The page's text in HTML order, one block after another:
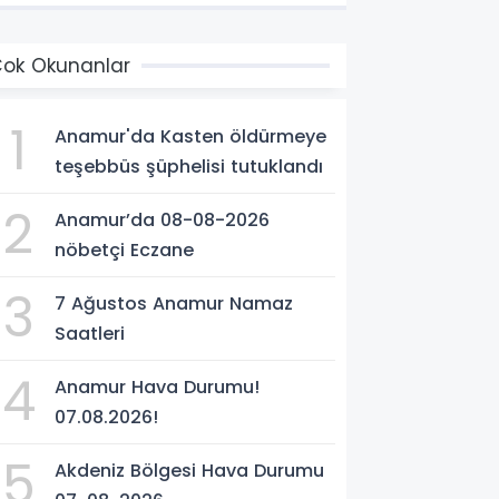
Okunanlar
1
Anamur'da Kasten öldürmeye
teşebbüs şüphelisi tutuklandı
2
Anamur’da 08-08-2026
nöbetçi Eczane
3
7 Ağustos Anamur Namaz
Saatleri
4
Anamur Hava Durumu!
07.08.2026!
Akdeniz Bölgesi Hava Durumu